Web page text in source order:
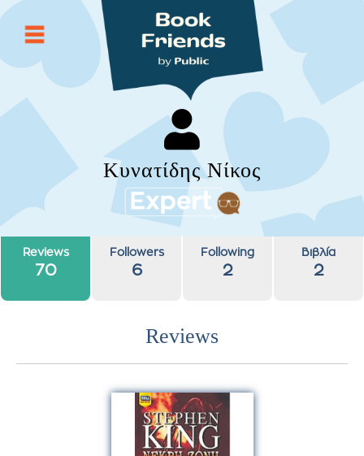
Κυνατίδης Νίκος
Reviews
70
Followers
6
Following
2
Βιβλία
2
Reviews